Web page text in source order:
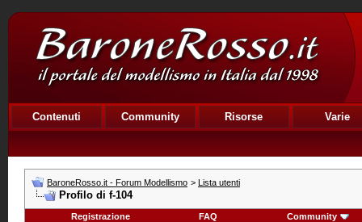
Contenuti Community Risorse Varie
BaroneRosso.it - Forum Modellismo > Lista utenti
Profilo di f-104
Registrazione FAQ Community